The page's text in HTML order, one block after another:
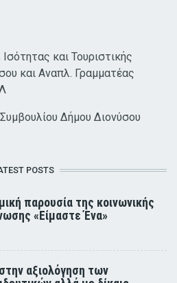
και Τουριστικής
και Αναπλ. Γραμματέας
Δήμου Διονύσου
POSTS
παρουσία της κοινωνικής
«Είμαστε Ένα»
αξιολόγηση των